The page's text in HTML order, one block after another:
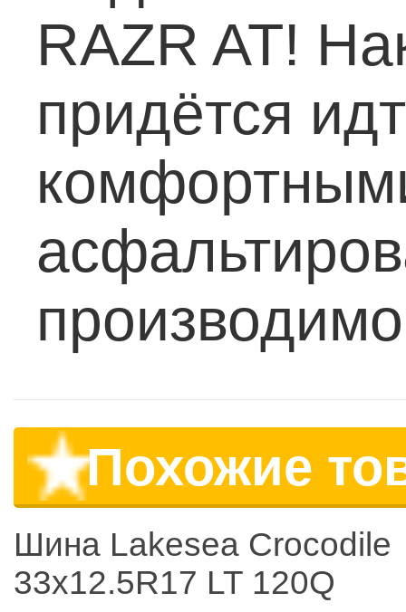
RAZR AT!
придётся
Похожие
Шина Lakesea Crocodile
33x12.5R17 LT 120Q